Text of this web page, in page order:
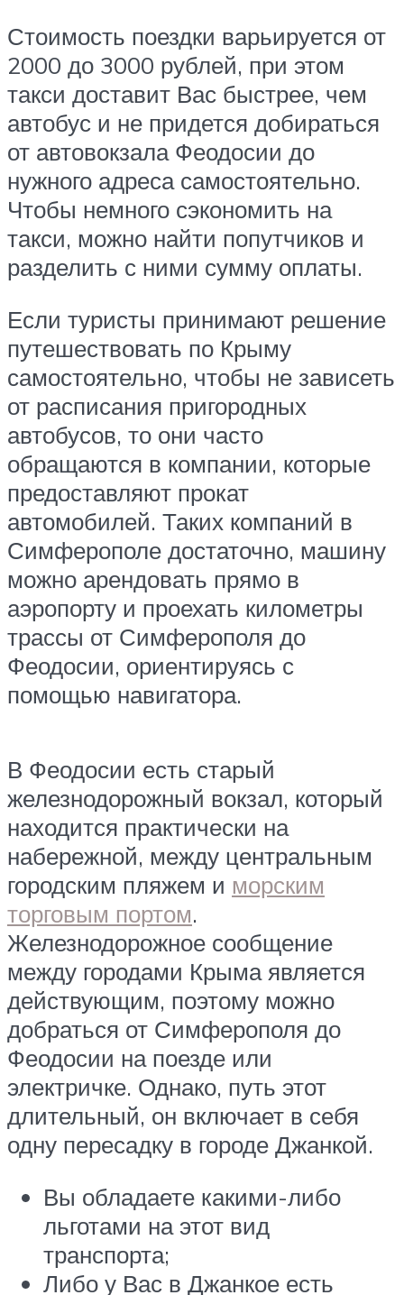
Стоимость поездки варьируется от
2000 до 3000 рублей, при этом
такси доставит Вас быстрее, чем
автобус и не придется добираться
от автовокзала Феодосии до
нужного адреса самостоятельно.
Чтобы немного сэкономить на
такси, можно найти попутчиков и
разделить с ними сумму оплаты.
Если туристы принимают решение
путешествовать по Крыму
самостоятельно, чтобы не зависеть
от расписания пригородных
автобусов, то они часто
обращаются в компании, которые
предоставляют прокат
автомобилей. Таких компаний в
Симферополе достаточно, машину
можно арендовать прямо в
аэропорту и проехать километры
трассы от Симферополя до
Феодосии, ориентируясь с
помощью навигатора.
В Феодосии есть старый
железнодорожный вокзал, который
находится практически на
набережной, между центральным
городским пляжем и морским
торговым портом.
Железнодорожное сообщение
между городами Крыма является
действующим, поэтому можно
добраться от Симферополя до
Феодосии на поезде или
электричке. Однако, путь этот
длительный, он включает в себя
одну пересадку в городе Джанкой.
Вы обладаете какими-либо
льготами на этот вид
транспорта;
Либо у Вас в Джанкое есть